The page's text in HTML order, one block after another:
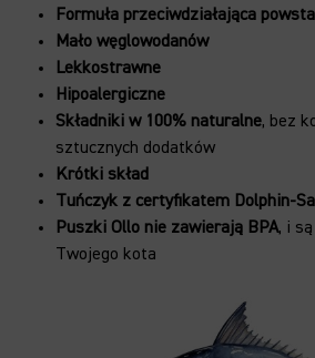
Formuła przeciwdziałająca
Mało węglowodanów
Lekkostrawne
Hipoalergiczne
Składniki w 100% naturalne, bez
sztucznych dodatków
Krótki skład
Tuńczyk z certyfikatem Dolphin-
Puszki Ollo nie zawierają BPA, i
Twojego kota